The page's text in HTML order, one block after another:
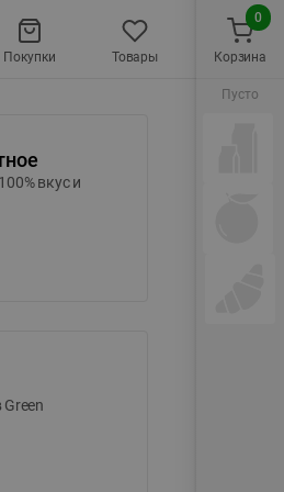
Покупки Товары
вкус и
Корзина
0
Пусто